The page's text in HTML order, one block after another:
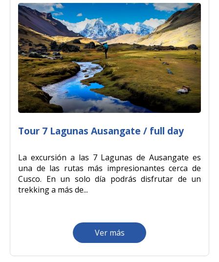
Tour 7 Lagunas Ausangate / full day
La excursión a las 7 Lagunas de Ausangate es
una de las rutas más impresionantes cerca de
Cusco. En un solo día podrás disfrutar de un
trekking a más de...
Ver más